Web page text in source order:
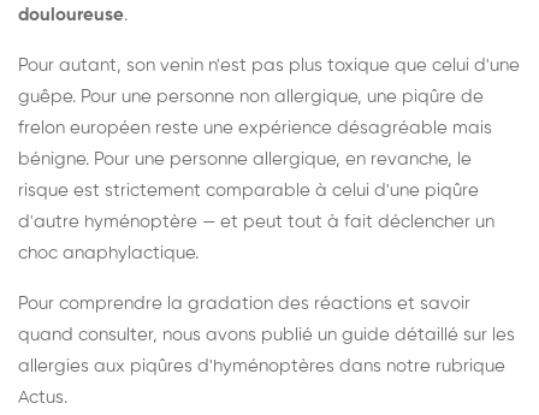
douloureuse.
Pour autant, son venin n'est pas plus toxique que celui d'une
guêpe. Pour une personne non allergique, une piqûre de
frelon européen reste une expérience désagréable mais
bénigne. Pour une personne allergique, en revanche, le
risque est strictement comparable à celui d'une piqûre
d'autre hyménoptère — et peut tout à fait déclencher un
choc anaphylactique.
Pour comprendre la gradation des réactions et savoir
quand consulter, nous avons publié un guide détaillé sur les
allergies aux piqûres d'hyménoptères dans notre rubrique
Actus.